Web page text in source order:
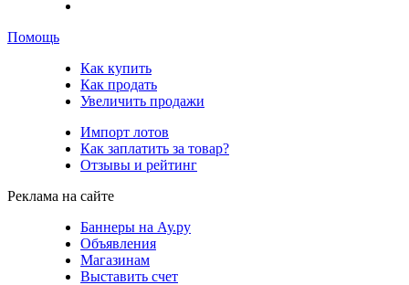
Помощь
Как купить
Как продать
Увеличить продажи
Импорт лотов
Как заплатить за товар?
Отзывы и рейтинг
Реклама на сайте
Баннеры на Ау.ру
Объявления
Магазинам
Выставить счет